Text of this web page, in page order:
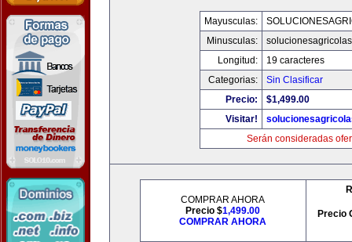
Mayusculas:
Minusculas:
Longitud:
19 caracteres
Categorias:
Sin Clasificar
Precio:
$1,499.00
Visitar!
Serán consideradas
COMPRAR AHORA
Precio $1,499.00
COMPRAR AHORA
Precio